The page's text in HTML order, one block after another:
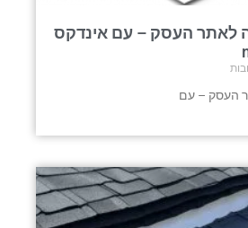
לאתר העסק – עם אינדקס
העסק – עם